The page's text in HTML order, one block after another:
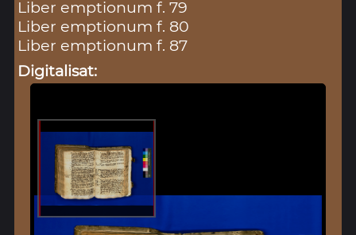
Liber emptionum f. 79
Liber emptionum f. 80
Liber emptionum f. 87
Digitalisat: